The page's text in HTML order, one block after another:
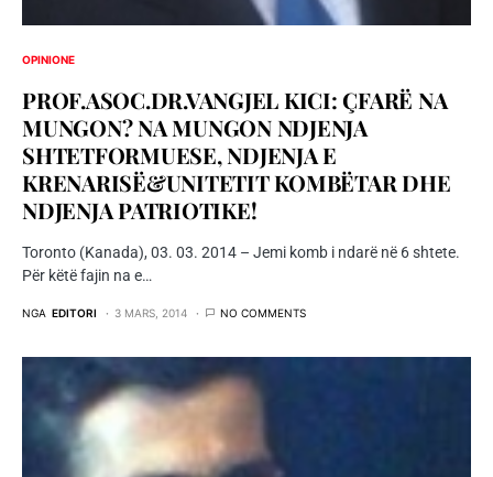
OPINIONE
PROF.ASOC.DR.VANGJEL KICI: ÇFARË NA
MUNGON? NA MUNGON NDJENJA
SHTETFORMUESE, NDJENJA E
KRENARISË&UNITETIT KOMBËTAR DHE
NDJENJA PATRIOTIKE!
Toronto (Kanada), 03. 03. 2014 – Jemi komb i ndarë në 6 shtete.
Për këtë fajin na e…
NGA EDITORI 3 MARS, 2014 NO COMMENTS